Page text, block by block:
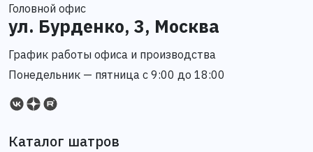
Головной офис
ул. Бурденко, 3, Москва
График работы офиса и производства
Понедельник — пятница с 9:00 до 18:00
Каталог шатров